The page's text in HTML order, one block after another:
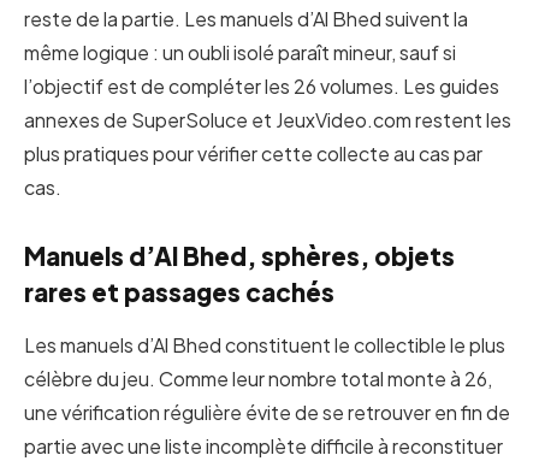
reste de la partie. Les manuels d’Al Bhed suivent la
même logique : un oubli isolé paraît mineur, sauf si
l’objectif est de compléter les 26 volumes. Les guides
annexes de SuperSoluce et JeuxVideo.com restent les
plus pratiques pour vérifier cette collecte au cas par
cas.
Manuels d’Al Bhed, sphères, objets
rares et passages cachés
Les manuels d’Al Bhed constituent le collectible le plus
célèbre du jeu. Comme leur nombre total monte à 26,
une vérification régulière évite de se retrouver en fin de
partie avec une liste incomplète difficile à reconstituer